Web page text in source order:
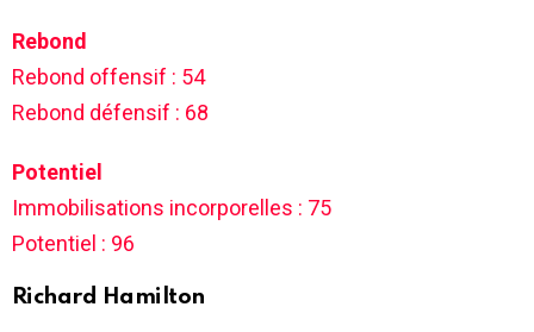
Rebond
Rebond offensif : 54
Rebond défensif : 68
Potentiel
Immobilisations incorporelles : 75
Potentiel : 96
Richard Hamilton